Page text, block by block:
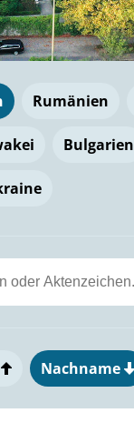
Rumänien
Bulgarien
Nachname